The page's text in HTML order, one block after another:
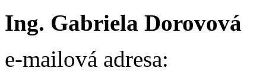
Ing. Gabriela Dorovová
e-mailová adresa: